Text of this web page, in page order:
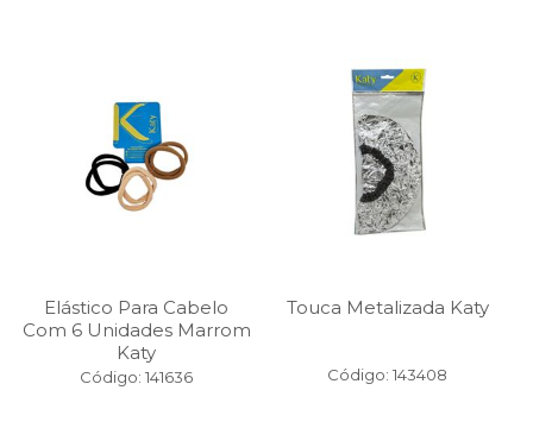
Elástico Para Cabelo
Com 6 Unidades Marrom
Katy
Código: 141636
Touca Metalizada Katy
Código: 143408